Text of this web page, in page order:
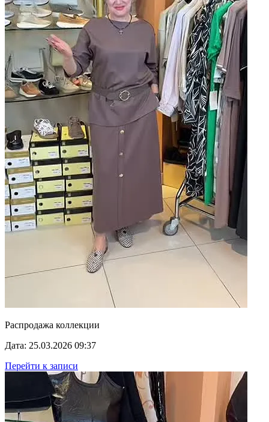
Распродажа коллекции
Дата: 25.03.2026 09:37
Перейти к записи